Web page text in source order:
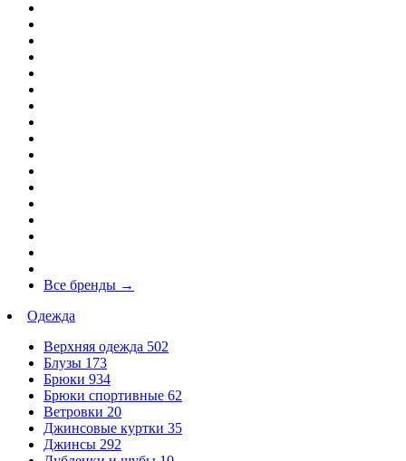
Все бренды →
Одежда
Верхняя одежда 502
Блузы 173
Брюки 934
Брюки спортивные 62
Ветровки 20
Джинсовые куртки 35
Джинсы 292